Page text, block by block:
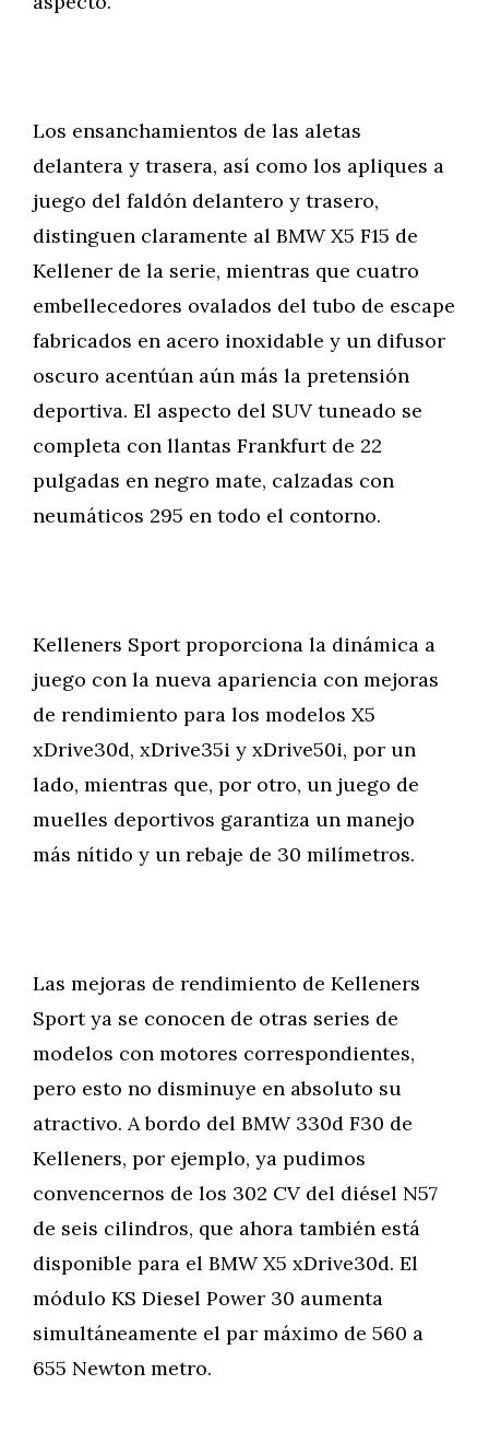
Los ensanchamientos de las aletas
delantera y trasera, así como los apliques a
juego del faldón delantero y trasero,
distinguen claramente al BMW X5 F15 de
Kellener de la serie, mientras que cuatro
embellecedores ovalados del tubo de escape
fabricados en acero inoxidable y un difusor
oscuro acentúan aún más la pretensión
deportiva. El aspecto del SUV tuneado se
completa con llantas Frankfurt de 22
pulgadas en negro mate, calzadas con
neumáticos 295 en todo el contorno.
Kelleners Sport proporciona la dinámica a
juego con la nueva apariencia con mejoras
de rendimiento para los modelos X5
xDrive30d, xDrive35i y xDrive50i, por un
lado, mientras que, por otro, un juego de
muelles deportivos garantiza un manejo
más nítido y un rebaje de 30 milímetros.
Las mejoras de rendimiento de Kelleners
Sport ya se conocen de otras series de
modelos con motores correspondientes,
pero esto no disminuye en absoluto su
atractivo. A bordo del BMW 330d F30 de
Kelleners, por ejemplo, ya pudimos
convencernos de los 302 CV del diésel N57
de seis cilindros, que ahora también está
disponible para el BMW X5 xDrive30d. El
módulo KS Diesel Power 30 aumenta
simultáneamente el par máximo de 560 a
655 Newton metro.